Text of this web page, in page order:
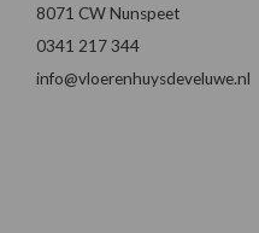
8071 CW Nunspeet
0341 217 344
info@vloerenhuysdeveluwe.nl